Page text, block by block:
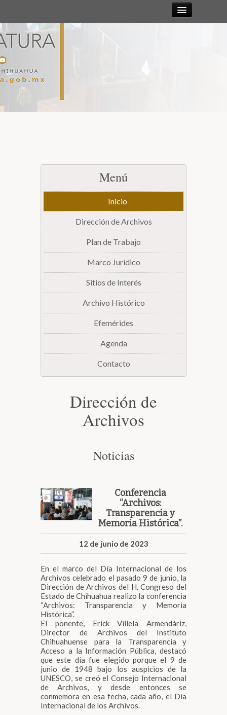
Junta de Coordinación Política
Comisiones
Biblioteca
Secretarías
Transparencia
Menú
Inicio
Dirección de Archivos
Plan de Trabajo
Marco Jurídico
Sitios de Interés
Archivo Histórico
Efemérides
Agenda
Contacto
Dirección de
Archivos
Noticias
Conferencia
“Archivos:
Transparencia y
Memoria Histórica”.
12 de junio de 2023
En el marco del Día Internacional de los
Archivos celebrado el pasado 9 de junio, la
Dirección de Archivos del H. Congreso del
Estado de Chihuahua realizo la conferencia
“Archivos: Transparencia y Memoria
Histórica”.
El ponente, Erick Villela Armendáriz,
Director de Archivos del Instituto
Chihuahuense para la Transparencia y
Acceso a la Información Pública, destacó
que este día fue elegido porque el 9 de
junio de 1948 bajo los auspicios de la
UNESCO, se creó el Consejo Internacional
de Archivos, y desde entonces se
conmemora en esa fecha, cada año, el Día
Internacional de los Archivos.